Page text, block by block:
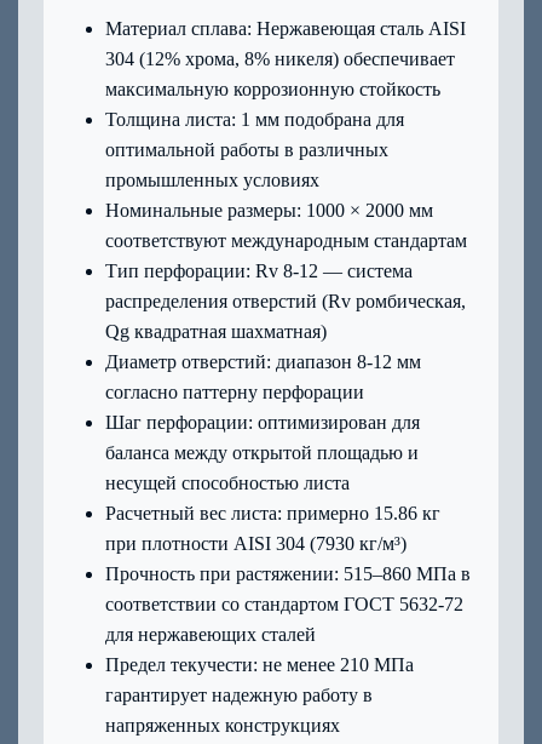
Материал сплава: Нержавеющая сталь AISI
304 (12% хрома, 8% никеля) обеспечивает
максимальную коррозионную стойкость
Толщина листа: 1 мм подобрана для
оптимальной работы в различных
промышленных условиях
Номинальные размеры: 1000 × 2000 мм
соответствуют международным стандартам
Тип перфорации: Rv 8-12 — система
распределения отверстий (Rv ромбическая,
Qg квадратная шахматная)
Диаметр отверстий: диапазон 8-12 мм
согласно паттерну перфорации
Шаг перфорации: оптимизирован для
баланса между открытой площадью и
несущей способностью листа
Расчетный вес листа: примерно 15.86 кг
при плотности AISI 304 (7930 кг/м³)
Прочность при растяжении: 515–860 МПа в
соответствии со стандартом ГОСТ 5632-72
для нержавеющих сталей
Предел текучести: не менее 210 МПа
гарантирует надежную работу в
напряженных конструкциях